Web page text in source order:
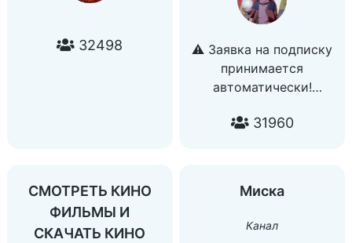
32498
⚠️ Заявка на подписку
принимается
автоматически!
По рекламе:
воскресенье в 13:00 -
14:30
31960
СМОТРЕТЬ КИНО
ФИЛЬМЫ И
СКАЧАТЬ КИНО
Миска
Канал